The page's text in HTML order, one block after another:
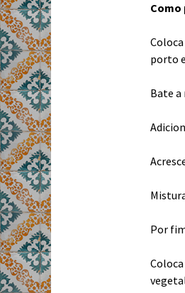
Como
porto
Bate
Por